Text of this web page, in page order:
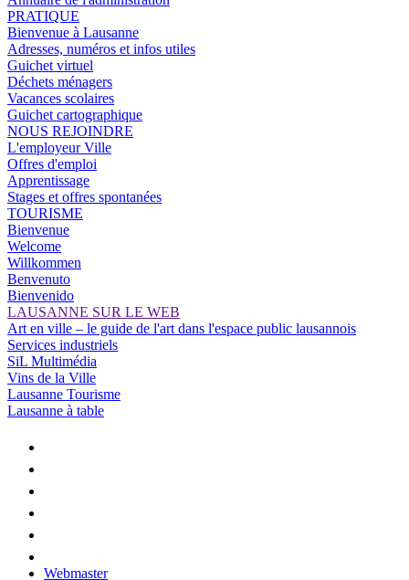
PRATIQUE
Bienvenue à Lausanne
Adresses, numéros et infos utiles
Guichet virtuel
Déchets ménagers
Vacances scolaires
Guichet cartographique
NOUS REJOINDRE
L'employeur Ville
Offres d'emploi
Apprentissage
Stages et offres spontanées
TOURISME
Bienvenue
Welcome
Willkommen
Benvenuto
Bienvenido
LAUSANNE SUR LE WEB
Art en ville – le guide de l'art dans l'espace public lausannois
Services industriels
SiL Multimédia
Vins de la Ville
Lausanne Tourisme
Lausanne à table
Webmaster